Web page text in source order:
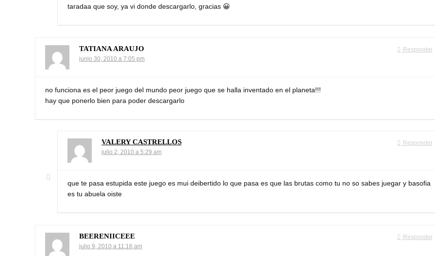
taradaa que soy, ya vi donde descargarlo, gracias 😀
Responder
TATIANA ARAUJO
junio 30, 2010 a 7:05 pm
no funciona es el peor juego del mundo peor juego que se halla inventado en el planeta!!!
hay que ponerlo bien para poder descargarlo
Responder
VALERY CASTRELLOS
julio 2, 2010 a 5:29 am
que te pasa estupida este juego es mui deibertido lo que pasa es que las brutas como tu no so sabes juegar y basofia
es tu abuela oiste
Responder
BEERENIICEEE
julio 9, 2010 a 11:16 am